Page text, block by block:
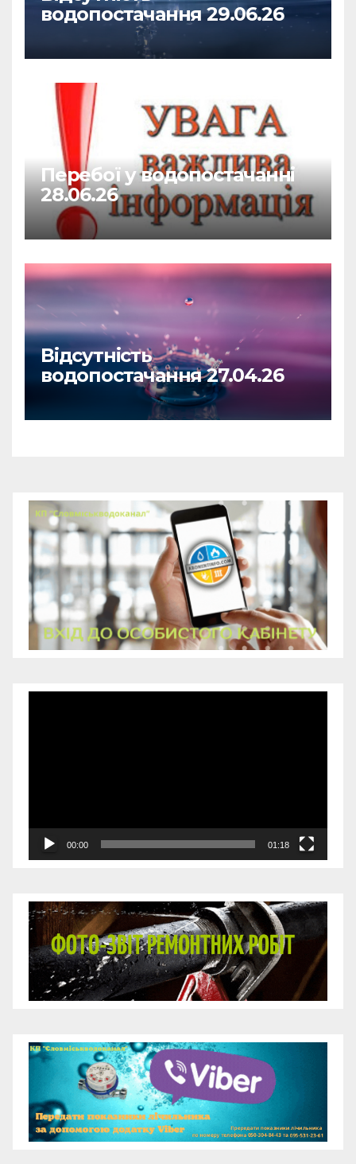
водопостачання 29.06.26
Перебої у водопостачанні
28.06.26
Відсутність
водопостачання 27.04.26
00:00 01:18